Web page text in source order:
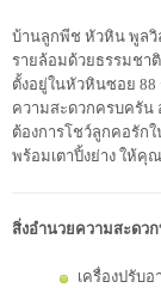
บ้านลูกพีช หัวหิน พูลวิ
รายล้อมด้วยธรรมชา
ตั้งอยู่ในหัวหินซอย 88
ความสะดวกครบครัน
ต้องการโชว์ลูกคอรัก
พร้อมเตาปิ้งย่าง ให้
สิ่งอำนวยความสะดว
เครื่องปรับอ